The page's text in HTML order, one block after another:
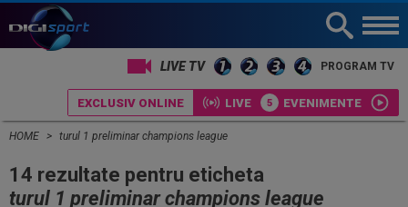
LIVE TV PROGRAM TV
EXCLUSIV ONLINE LIVE EVENIMENTE
HOME turul 1 preliminar champions league
14 rezultate pentru eticheta
turul 1 preliminar champions league